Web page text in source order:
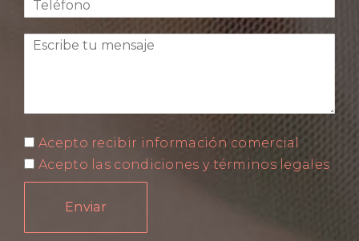
Acepto recibir información comercial
Acepto las condiciones y términos legales
Enviar